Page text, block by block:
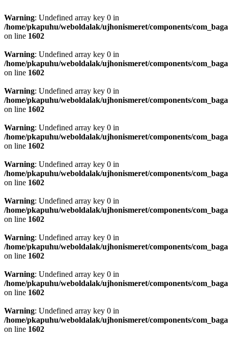
Warning: Undefined array key 0 in
/home/pkapuhu/weboldalak/ujhonismeret/components/
on line 1602
Warning: Undefined array key 0 in
/home/pkapuhu/weboldalak/ujhonismeret/components/
on line 1602
Warning: Undefined array key 0 in
/home/pkapuhu/weboldalak/ujhonismeret/components/
on line 1602
Warning: Undefined array key 0 in
/home/pkapuhu/weboldalak/ujhonismeret/components/
on line 1602
Warning: Undefined array key 0 in
/home/pkapuhu/weboldalak/ujhonismeret/components/
on line 1602
Warning: Undefined array key 0 in
/home/pkapuhu/weboldalak/ujhonismeret/components/
on line 1602
Warning: Undefined array key 0 in
/home/pkapuhu/weboldalak/ujhonismeret/components/
on line 1602
Warning: Undefined array key 0 in
/home/pkapuhu/weboldalak/ujhonismeret/components/
on line 1602
Warning: Undefined array key 0 in
/home/pkapuhu/weboldalak/ujhonismeret/components/
on line 1602